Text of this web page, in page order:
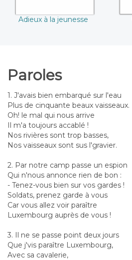
Adieux à la jeunesse
Paroles
1. J'avais bien embarqué sur l'eau
Plus de cinquante beaux vaisseaux.
Oh! le mal qui nous arrive
Il m'a toujours accablé !
Nos rivières sont trop basses,
Nos vaisseaux sont sus l'gravier.
2. Par notre camp passe un espion
Qui n'nous annonce rien de bon :
- Tenez-vous bien sur vos gardes !
Soldats, prenez garde à vous
Car vous allez voir paraître
Luxembourg auprès de vous !
3. Il ne se passe point deux jours
Que j'vis paraître Luxembourg,
Avec sa cavalerie,